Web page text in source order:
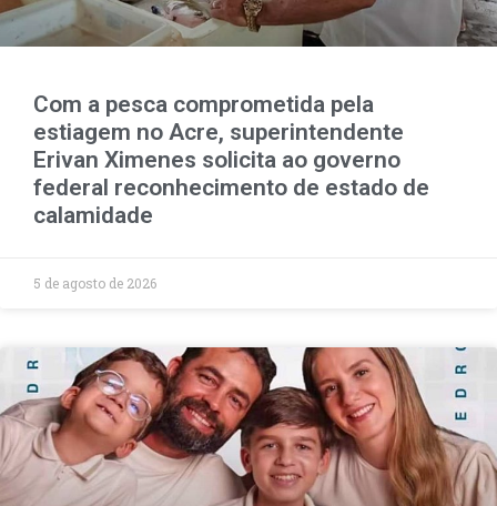
Com a pesca comprometida pela
estiagem no Acre, superintendente
Erivan Ximenes solicita ao governo
federal reconhecimento de estado de
calamidade
5 de agosto de 2026